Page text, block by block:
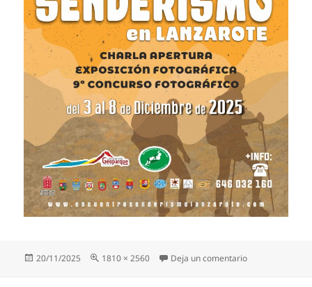
Publicado
20/11/2025
Tamaño
1810 × 2560 Deja un comentarioen cartel